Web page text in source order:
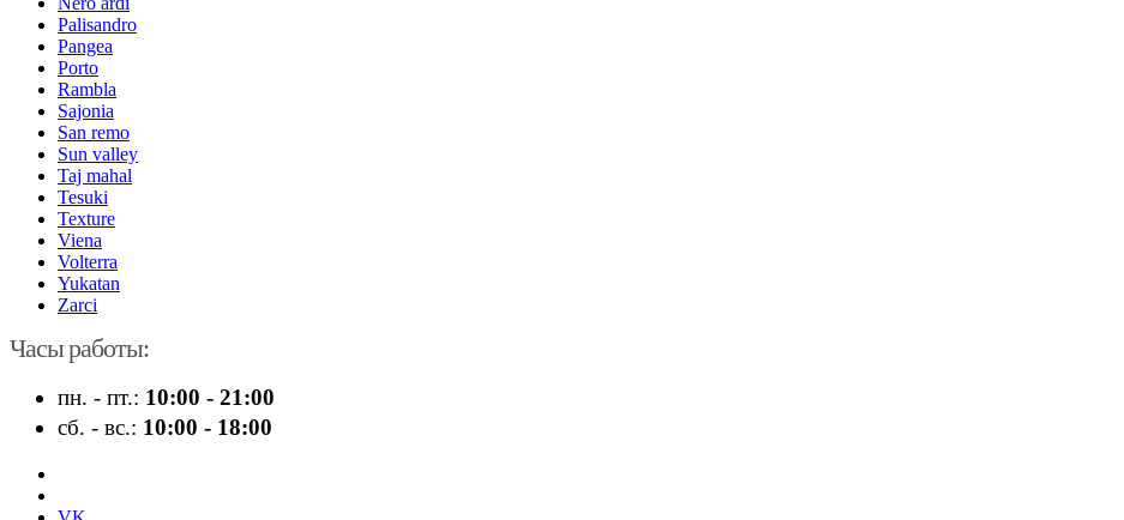
Palisandro
Pangea
Porto
Rambla
Sajonia
San remo
Sun valley
Taj mahal
Tesuki
Texture
Viena
Volterra
Yukatan
Zarci
Часы работы:
пн. - пт.: 10:00 - 21:00
сб. - вс.: 10:00 - 18:00